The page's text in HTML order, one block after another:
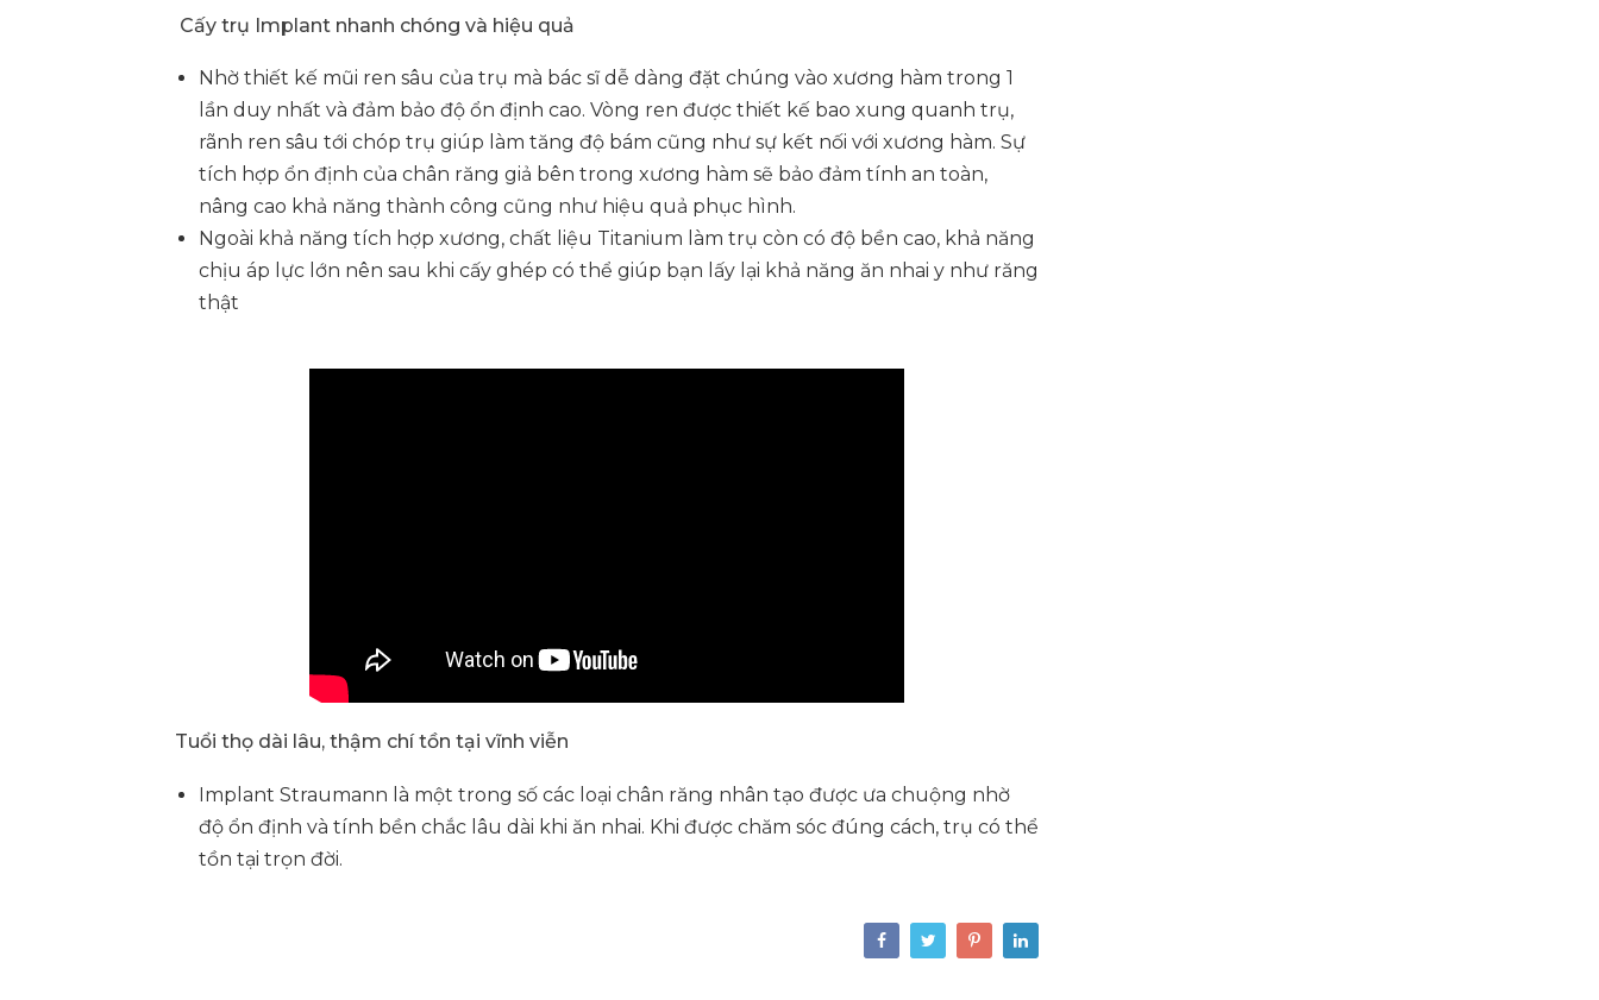
Cấy trụ Implant nhanh chóng và hiệu quả
Nhờ thiết kế mũi ren sâu của trụ mà bác sĩ dễ dàng đặt chúng vào xương hàm trong 1
lần duy nhất và đảm bảo độ ổn định cao. Vòng ren được thiết kế bao xung quanh trụ,
rãnh ren sâu tới chóp trụ giúp làm tăng độ bám cũng như sự kết nối với xương hàm. Sự
tích hợp ổn định của chân răng giả bên trong xương hàm sẽ bảo đảm tính an toàn,
nâng cao khả năng thành công cũng như hiệu quả phục hình.
Ngoài khả năng tích hợp xương, chất liệu Titanium làm trụ còn có độ bền cao, khả năng
chịu áp lực lớn nên sau khi cấy ghép có thể giúp bạn lấy lại khả năng ăn nhai y như răng
thật
Tuổi thọ dài lâu, thậm chí tồn tại vĩnh viễn
Implant Straumann là một trong số các loại chân răng nhân tạo được ưa chuộng nhờ
độ ổn định và tính bền chắc lâu dài khi ăn nhai. Khi được chăm sóc đúng cách, trụ có thể
tồn tại trọn đời.